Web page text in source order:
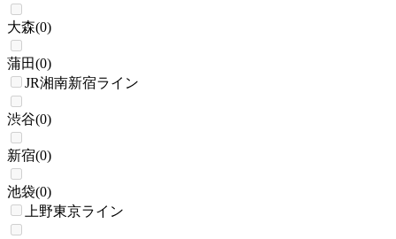
大森(0)
蒲田(0)
JR湘南新宿ライン
渋谷(0)
新宿(0)
池袋(0)
上野東京ライン